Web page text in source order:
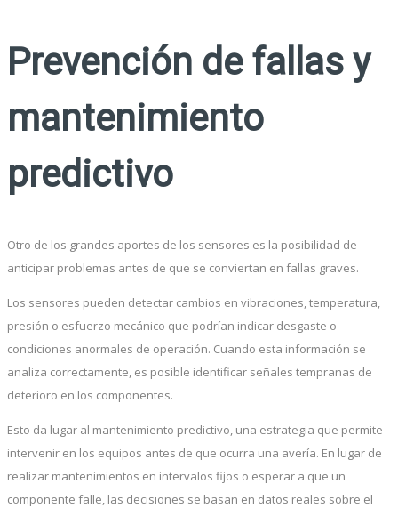
Prevención de fallas y
mantenimiento
predictivo
Otro de los grandes aportes de los sensores es la posibilidad de
anticipar problemas antes de que se conviertan en fallas graves.
Los sensores pueden detectar cambios en vibraciones, temperatura,
presión o esfuerzo mecánico que podrían indicar desgaste o
condiciones anormales de operación. Cuando esta información se
analiza correctamente, es posible identificar señales tempranas de
deterioro en los componentes.
Esto da lugar al mantenimiento predictivo, una estrategia que permite
intervenir en los equipos antes de que ocurra una avería. En lugar de
realizar mantenimientos en intervalos fijos o esperar a que un
componente falle, las decisiones se basan en datos reales sobre el